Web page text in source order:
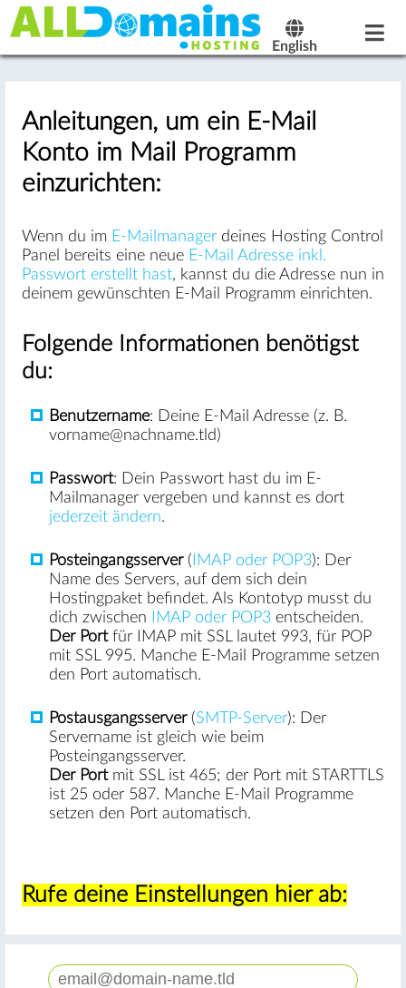
English
Anleitungen, um ein E-Mail
Konto im Mail Programm
einzurichten:
Wenn du im E-Mailmanagerdeines Hosting Control
Panel bereits eine neue E-Mail Adresse inkl.
Passwort erstellt hast, kannst du die Adresse nun in
deinem gewünschten E-Mail Programm einrichten.
Folgende Informationen benötigst
du:
Benutzername: Deine E-Mail Adresse (z. B.
vorname@nachname.tld)
Passwort: Dein Passwort hast du im E-
Mailmanager vergeben und kannst es dort
jederzeit ändern.
Posteingangsserver( IMAP oder POP3): Der
Name des Servers, auf dem sich dein
Hostingpaket befindet. Als Kontotyp musst du
dich zwischen
IMAP oder POP3entscheiden.
Der Portfür IMAP mit SSL lautet 993, für POP
mit SSL 995. Manche E-Mail Programme setzen
den Port automatisch.
Postausgangsserver(SMTP-Server): Der
Servername ist gleich wie beim
Posteingangsserver.
Der Portmit SSL ist 465; der Port mit STARTTLS
ist 25 oder 587. Manche E-Mail Programme
setzen den Port automatisch.
Rufe deine Einstellungen hier ab: